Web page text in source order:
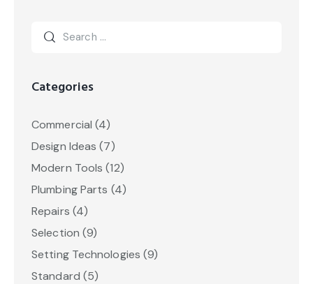
Categories
Commercial (4)
Design Ideas (7)
Modern Tools (12)
Plumbing Parts (4)
Repairs (4)
Selection (9)
Setting Technologies (9)
Standard (5)